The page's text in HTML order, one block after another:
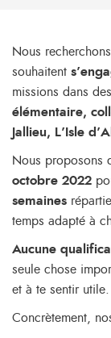
Nous
souhaitent
missions dans des
élémentaire,
Jallieu, L’Isle
Nous proposons
octobre 2022
semaines
temps adapté à
Aucune
seule chose
et à te sentir utile.
Concrètement,